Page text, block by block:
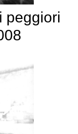
peggiori